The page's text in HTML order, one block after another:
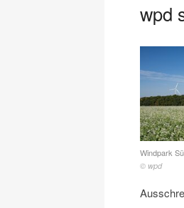
wpd
Windpark
© wpd